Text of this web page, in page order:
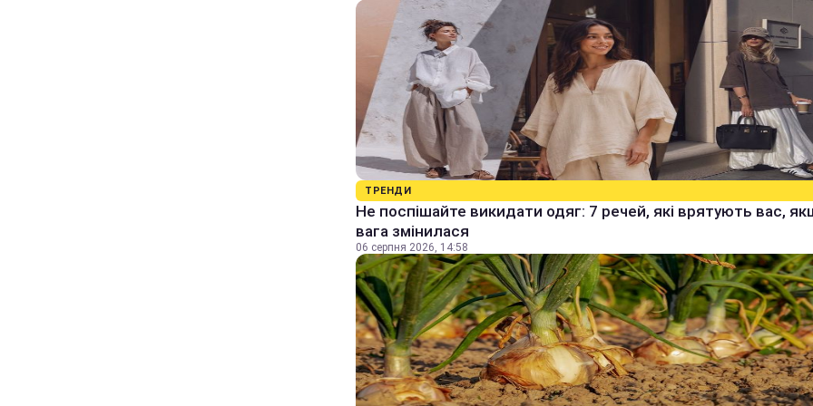
ТРЕНДИ
Не поспішайте викидати одяг: 7 речей, які врятують вас,
вага змінилася
06 серпня 2026, 14:58